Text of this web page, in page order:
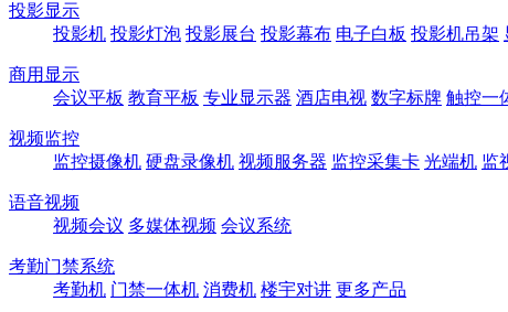
投影显示
投影机 投影灯泡 投影展台 投影幕布 电子白板 投影机吊架
商用显示
会议平板 教育平板 专业显示器 酒店电视 数字标牌 触控一
视频监控
监控摄像机 硬盘录像机 视频服务器 监控采集卡 光端机 监
语音视频
视频会议 多媒体视频 会议系统
考勤门禁系统
考勤机 门禁一体机 消费机 楼宇对讲 更多产品